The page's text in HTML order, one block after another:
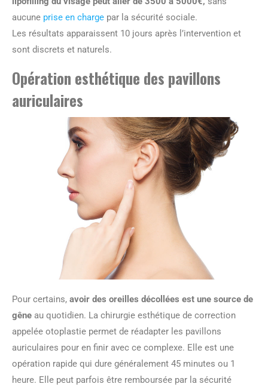
aucune prise en charge par la sécurité sociale.
Les résultats apparaissent 10 jours après l’intervention et
sont discrets et naturels.
Opération esthétique des pavillons
auriculaires
Pour certains, avoir des oreilles décollées est une source de
gêne au quotidien. La chirurgie esthétique de correction
appelée otoplastie permet de réadapter les pavillons
auriculaires pour en finir avec ce complexe. Elle est une
opération rapide qui dure généralement 45 minutes ou 1
heure. Elle peut parfois être remboursée par la sécurité